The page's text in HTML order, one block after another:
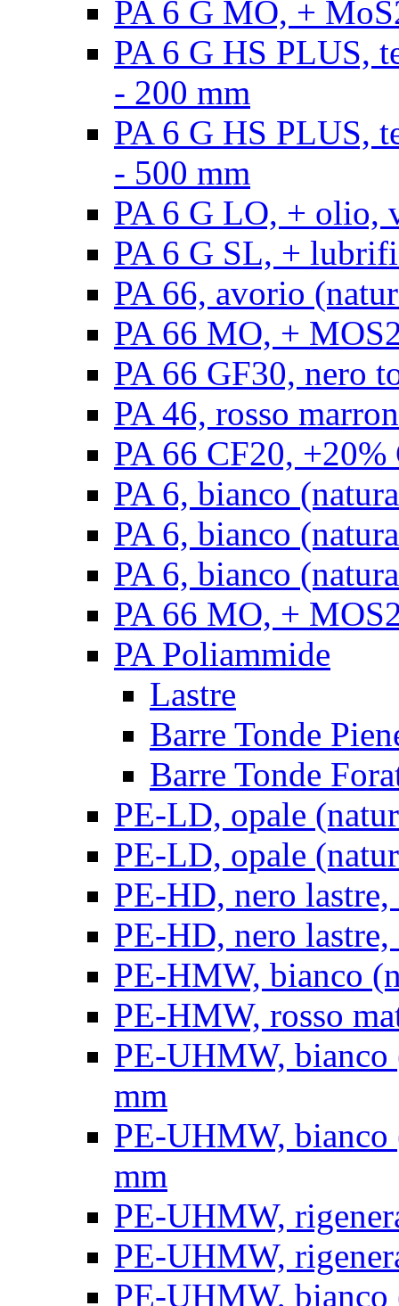
PA 6 G MO, +
PA 6 G HS PLUS,
- 200 mm
PA 6 G HS PLUS,
- 500 mm
PA 6 G LO, + olio,
PA 6 G SL, +
PA 66, avorio
PA 66 MO, +
PA 66 GF30, nero
PA 46, rosso
PA 66 CF20,
PA 6, bianco
PA 6, bianco
PA 6, bianco
PA 66 MO, +
PA Poliammide
Lastre
Barre Tonde
Barre Tonde
PE-LD, opale
PE-LD, opale
PE-HD, nero lastre,
PE-HD, nero lastre,
PE-HMW, bianco
PE-HMW, rosso
PE-UHMW, bianco
mm
PE-UHMW, bianco
mm
PE-UHMW,
PE-UHMW,
PE-UHMW,